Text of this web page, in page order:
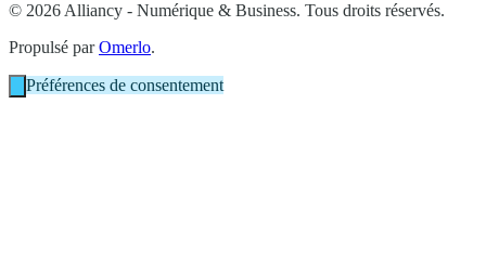
© 2026 Alliancy - Numérique & Business. Tous droits réservés.
Propulsé parOmerlo.
Préférences de consentement